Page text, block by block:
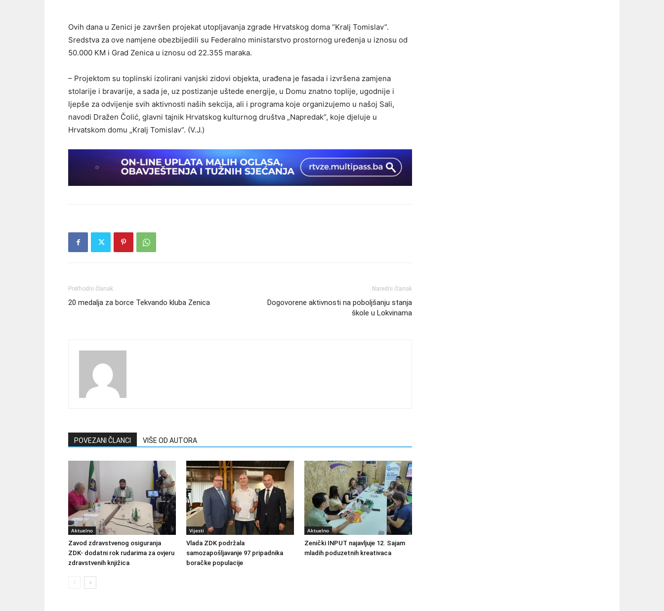
Ovih dana u Zenici je završen projekat utopljavanja zgrade Hrvatskog doma “Kralj Tomislav”.
Sredstva za ove namjene obezbijedili su Federalno ministarstvo prostornog uređenja u iznosu od
50.000 KM i Grad Zenica u iznosu od 22.355 maraka.
– Projektom su toplinski izolirani vanjski zidovi objekta, urađena je fasada i izvršena zamjena
stolarije i bravarije, a sada je, uz postizanje uštede energije, u Domu znatno toplije, ugodnije i
ljepše za odvijenje svih aktivnosti naših sekcija, ali i programa koje organizujemo u našoj Sali,
navodi Dražen Čolić, glavni tajnik Hrvatskog kulturnog društva „Napredak“, koje djeluje u
Hrvatskom domu „Kralj Tomislav“. (V.J.)
Prethodni članak
20 medalja za borce Tekvando kluba Zenica
Naredni članak
Dogovorene aktivnosti na poboljšanju stanja
škole u Lokvinama
POVEZANI ČLANCI VIŠE OD AUTORA
Aktuelno
Zavod zdravstvenog osiguranja
ZDK- dodatni rok rudarima za ovjeru
zdravstvenih knjižica
Vijesti
Vlada ZDK podržala
samozapošljavanje 97 pripadnika
boračke populacije
Aktuelno
Zenički INPUT najavljuje 12. Sajam
mladih poduzetnih kreativaca